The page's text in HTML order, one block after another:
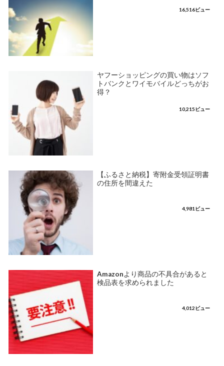
16,516ビュー
ヤフーショッピングの買い物はソフ
トバンクとワイモバイルどっちがお
得？
10,215ビュー
【ふるさと納税】寄附金受領証明書
の住所を間違えた
4,981ビュー
Amazonより商品の不具合があると
検品表を求められました
4,012ビュー